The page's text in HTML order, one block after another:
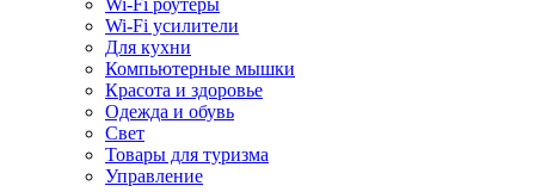
Wi-Fi роутеры
Wi-Fi усилители
Для кухни
Компьютерные мышки
Красота и здоровье
Одежда и обувь
Свет
Товары для туризма
Управление